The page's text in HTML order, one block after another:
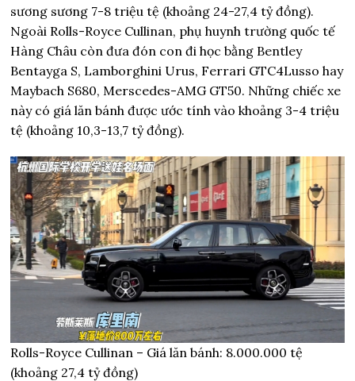
sương sương 7-8 triệu tệ (khoảng 24-27,4 tỷ đồng).
Ngoài Rolls-Royce Cullinan, phụ huynh trường quốc tế
Hàng Châu còn đưa đón con đi học bằng Bentley
Bentayga S, Lamborghini Urus, Ferrari GTC4Lusso hay
Maybach S680, Merscedes-AMG GT50. Những chiếc xe
này có giá lăn bánh được ước tính vào khoảng 3-4 triệu
tệ (khoảng 10,3-13,7 tỷ đồng).
Rolls-Royce Cullinan – Giá lăn bánh: 8.000.000 tệ
(khoảng 27,4 tỷ đồng)